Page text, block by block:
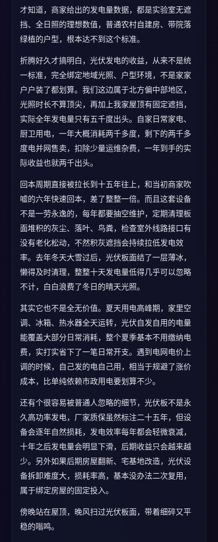
才知道，商家给出的发电量数据，都是实验室无遮
挡、全日照的理想数值，普通农村自建房、带院落
绿植的户型，根本达不到这个标准。
折腾好久才搞明白，光伏发电的收益，从来不是统
一标准，完全绑定地域光照、户型环境，不是家家
户户装了都划算。我们这边属于北方偏中部地区，
光照时长不算顶尖，再加上我家屋顶有固定遮挡，
实际全年发电量只有五千度出头。自家日常家电、
厨卫用电，一年大概消耗两千多度，剩下的两千多
度电并网售卖，扣除少量运维杂费，一年到手的实
际收益也就两千出头。
回本周期直接被拉长到十五年往上，和当初商家吹
嘘的六年快速回本，差了整整一倍。而且这套设备
不是一劳永逸的，每年都要抽空维护，定期清理板
面堆积的灰尘、落叶、鸟粪，检查室外线路接口有
没有老化松动，不然积灰遮挡会持续拉低发电效
率。去年冬天大雪过后，光伏板面结了一层薄冰，
懒得及时清理，整整十天发电量低得几乎可以忽略
不计，白白浪费了冬日的晴天光照。
其实它也不是全无价值。夏天用电高峰期，家里空
调、冰箱、热水器全天运转，光伏自发自用的电量
能覆盖大部分日常消耗，整个夏季基本不用缴纳电
费，实打实省下了一笔日常开支。遇到电网电价上
调的时候，自己发的电自己用，相当于规避了涨价
成本，比单纯依赖市政用电要划算不少。
还有个很容易被普通人忽略的细节，光伏板不是永
久高功率发电，厂家质保虽然标注二十五年，但设
备会逐年自然损耗，发电效率每年都会轻微衰减，
十年之后发电量会明显下滑，后期收益只会越来越
少。另外如果后期房屋翻新、宅基地改造，光伏设
备拆卸难度大，损耗率高，基本没办法二次复用，
属于绑定房屋的固定投入。
傍晚站在屋顶，晚风扫过光伏板面，带着细碎又平
稳的嗡鸣。